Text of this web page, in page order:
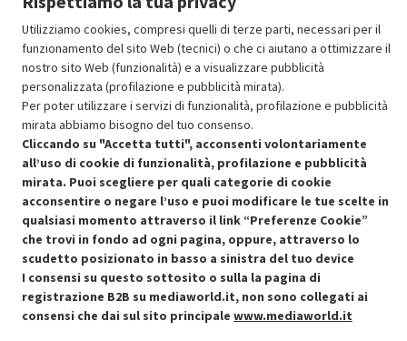
SCONTO RICONDIZIONATI
Approfitta dello sconto del 30% sul prodotto ricondizionato.
Condizioni generali di vendita
Cookie Policy
Preferenze cookie
Recedere dal contratto qui
Utilizziamo cookies, compresi quelli di terze parti, necessari per il
funzionamento del sito Web (tecnici) o che ci aiutano a ottimizzare il
nostro sito Web (funzionalità) e a visualizzare pubblicità
personalizzata (profilazione e pubblicità mirata).
Per poter utilizzare i servizi di funzionalità, profilazione e pubblicità
mirata abbiamo bisogno del tuo consenso.
Cliccando su "Accetta tutti", acconsenti volontariamente
all’uso di cookie di funzionalità, profilazione e pubblicità
mirata. Puoi scegliere per quali categorie di cookie
acconsentire o negare l’uso e puoi modificare le tue scelte in
qualsiasi momento attraverso il link “Preferenze Cookie”
che trovi in fondo ad ogni pagina, oppure, attraverso lo
scudetto posizionato in basso a sinistra del tuo device
I consensi su questo sottosito o sulla la pagina di
registrazione B2B su mediaworld.it, non sono collegati ai
consensi che dai sul sito principale www.mediaworld.it